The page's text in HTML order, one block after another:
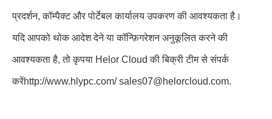
प्रदर्शन, कॉम्पैक्ट और पोर्टेबल कार्यालय उपकरण की आवश्यकता है।
यदि आपको थोक आदेश देने या कॉन्फ़िगरेशन अनुकूलित करने की
आवश्यकता है, तो कृपया Helor Cloud की बिक्री टीम से संपर्क
करेंhttp://www.hlypc.com/ sales07@helorcloud.com.